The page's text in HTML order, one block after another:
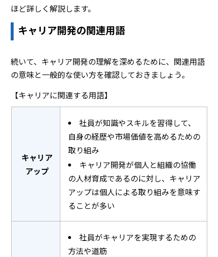
ほど詳しく解説します。
キャリア開発の関連用語
続いて、キャリア開発の理解を深めるために、関連用語
の意味と一般的な使い方を確認しておきましょう。
【キャリアに関連する用語】
キャリア
アップ
社員が知識やスキルを習得して、
自身の経歴や市場価値を高めるための
取り組み
キャリア開発が個人と組織の協働
の人材育成であるのに対し、キャリア
アップは個人による取り組みを意味す
ることが多い
社員がキャリアを実現するための
方法や道筋